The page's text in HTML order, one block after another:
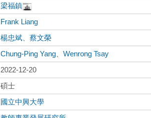
梁福鎮
Frank Liang
楊忠斌 、蔡文榮
Chung-Ping Yang 、Wenrong Tsay
2022-12-20
碩士
國立中興大學